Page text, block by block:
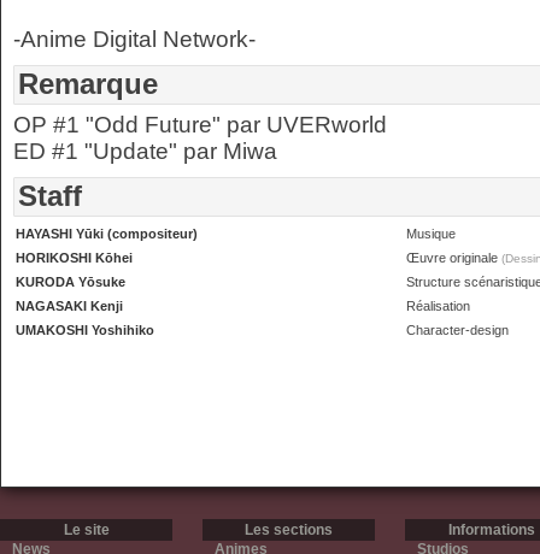
-Anime Digital Network-
Remarque
OP #1 "Odd Future" par UVERworld
ED #1 "Update" par Miwa
Staff
HAYASHI Yūki (compositeur)
Musique
HORIKOSHI Kōhei
Œuvre originale
KURODA Yōsuke
Structure
NAGASAKI Kenji
Réalisation
UMAKOSHI Yoshihiko
Character-design
Le site
News
Les sections
Animes
Informations
Studios